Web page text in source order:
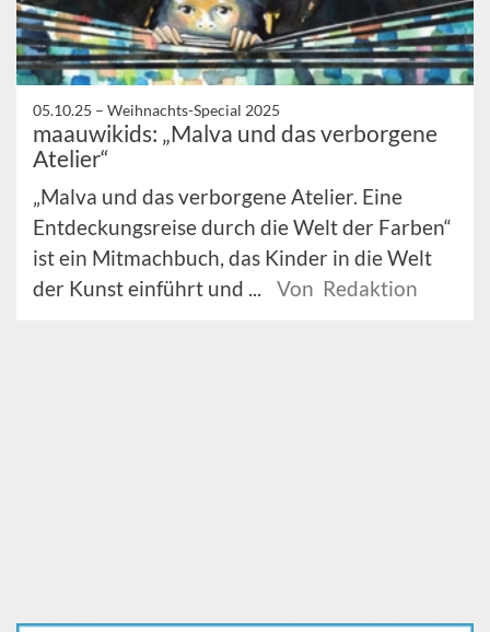
05.10.25 – Weihnachts-Special 2025
maauwikids: „Malva und das verborgene
Atelier“
„Malva und das verborgene Atelier. Eine
Entdeckungsreise durch die Welt der Farben“
ist ein Mitmachbuch, das Kinder in die Welt
der Kunst einführt und ...
Von Redaktion